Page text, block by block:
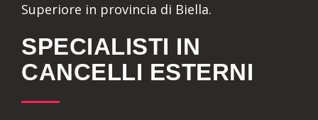
Superiore in provincia di Biella.
SPECIALISTI IN
CANCELLI ESTERNI